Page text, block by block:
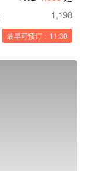
1,198
最早可预订：11:30